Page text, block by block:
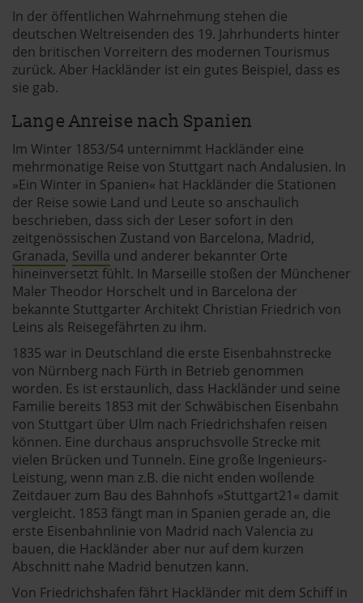
In der öffentlichen Wahrnehmung stehen die
deutschen Weltreisenden des 19. Jahrhunderts hinter
den britischen Vorreitern des modernen Tourismus
zurück. Aber Hackländer ist ein gutes Beispiel, dass es
sie gab.
Lange Anreise nach Spanien
Im Winter 1853/54 unternimmt Hackländer eine
mehrmonatige Reise von Stuttgart nach Andalusien. In
»Ein Winter in Spanien« hat Hackländer die Stationen
der Reise sowie Land und Leute so anschaulich
beschrieben, dass sich der Leser sofort in den
zeitgenössischen Zustand von Barcelona, Madrid,
Granada, Sevilla und anderer bekannter Orte
hineinversetzt fühlt. In Marseille stoßen der Münchener
Maler Theodor Horschelt und in Barcelona der
bekannte Stuttgarter Architekt Christian Friedrich von
Leins als Reisegefährten zu ihm.
1835 war in Deutschland die erste Eisenbahnstrecke
von Nürnberg nach Fürth in Betrieb genommen
worden. Es ist erstaunlich, dass Hackländer und seine
Familie bereits 1853 mit der Schwäbischen Eisenbahn
von Stuttgart über Ulm nach Friedrichshafen reisen
können. Eine durchaus anspruchsvolle Strecke mit
vielen Brücken und Tunneln. Eine große Ingenieurs-
Leistung, wenn man z.B. die nicht enden wollende
Zeitdauer zum Bau des Bahnhofs »Stuttgart21« damit
vergleicht. 1853 fängt man in Spanien gerade an, die
erste Eisenbahnlinie von Madrid nach Valencia zu
bauen, die Hackländer aber nur auf dem kurzen
Abschnitt nahe Madrid benutzen kann.
Von Friedrichshafen fährt Hackländer mit dem Schiff in